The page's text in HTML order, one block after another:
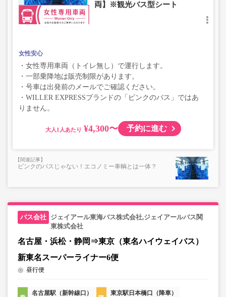
両】※観光バス型シート
女性安心
・女性専用車両（トイレ無し）で運行します。
・一部乗降地は販売制限があります。
・号車は出発前のメールでご確認ください。
・WILLER EXPRESSブランドの「ピンクのバス」ではあ
りません。
大人 ¥4,300〜 予約に進む
ピンクのバスじゃない！エコノミー車輌とは一体？
ジェイアール東海バス株式会社,ジェイアールバス関
東株式会社
名古屋・浜松・静岡⇒東京（東名ハイウェイバス）
新東名スーパーライナー6便
昼行便
名古屋駅（新幹線口）
東京駅日本橋口（降車）